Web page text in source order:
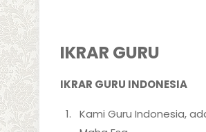
IKRAR GURU
IKRAR GURU INDONESIA
Kami Guru Indonesia,